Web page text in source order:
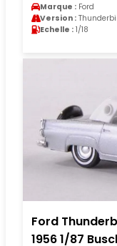
Marque : Ford
Version :
Echelle : 1/18
Ford
1956 1/87